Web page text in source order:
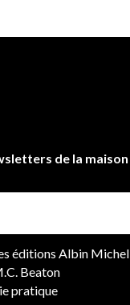
de la maison
éditions Albin Michel
Beaton
pratique